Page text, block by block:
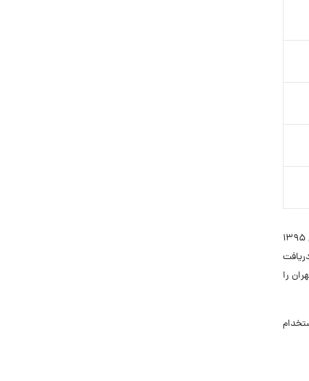
شرکت هواپیمایی سپهران (سهامی خاص) در سال 1390 ثبت شد و پس از طی مراحل اداری و حقوقی و توسعه ناوگان هوایی خود در سال 1395
را